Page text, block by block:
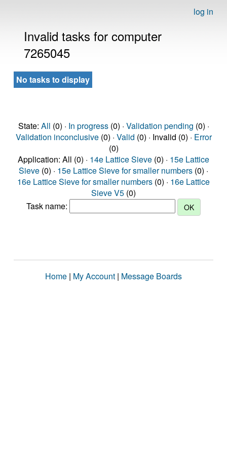
log in
Invalid tasks for computer
7265045
No tasks to display
State: All (0) · In progress(0) · Validation pending (0) ·
Validation inconclusive(0) · Valid (0) · Invalid (0) · Error
(0)
Application: All (0) · 14e Lattice Sieve (0) · 15e Lattice
Sieve (0) · 15e Lattice Sieve for smaller numbers (0) ·
16e Lattice Sieve for smaller numbers (0) · 16e Lattice
Sieve V5 (0)
Task name:
Home | My Account | Message Boards